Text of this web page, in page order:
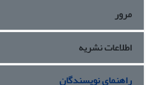
مرور
اطلاعات نشریه
راهنمای نویسندگان